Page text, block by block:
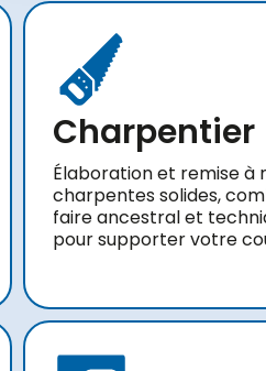
Charpentier
Élaboration et remise à
charpentes solides,
faire ancestral et
pour supporter votre